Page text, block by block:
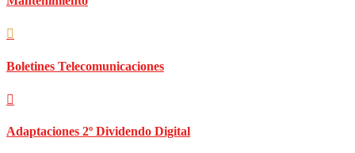
Boletines Telecomunicaciones
Adaptaciones 2º Dividendo Digital